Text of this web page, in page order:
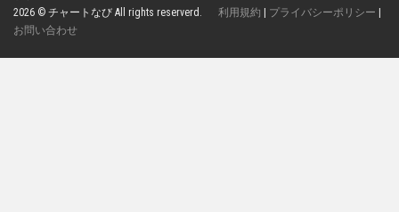
2026 © チャートなび All rights reserverd. 利用規約 | プライバシーポリシー |
お問い合わせ